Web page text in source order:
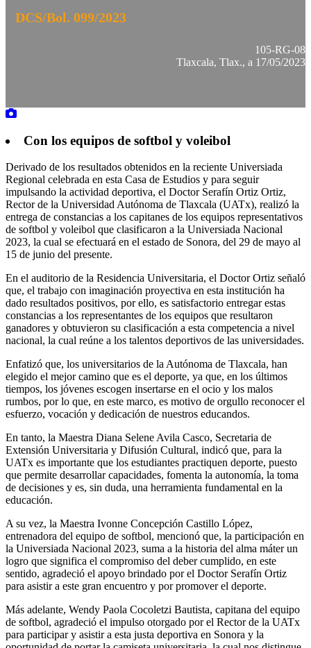
DCS/Bol. 099/2023
105-RG-08
Tlaxcala, Tlax., a 17/05/2023
Con los equipos de softbol y voleibol
Derivado de los resultados obtenidos en la reciente Universiada
Regional celebrada en esta Casa de Estudios y para seguir
impulsando la actividad deportiva, el Doctor Serafín Ortiz Ortiz,
Rector de la Universidad Autónoma de Tlaxcala (UATx), realizó la
entrega de constancias a los capitanes de los equipos representativos
de softbol y voleibol que clasificaron a la Universiada Nacional
2023, la cual se efectuará en el estado de Sonora, del 29 de mayo al
15 de junio del presente.
En el auditorio de la Residencia Universitaria, el Doctor Ortiz señaló
que, el trabajo con imaginación proyectiva en esta institución ha
dado resultados positivos, por ello, es satisfactorio entregar estas
constancias a los representantes de los equipos que resultaron
ganadores y obtuvieron su clasificación a esta competencia a nivel
nacional, la cual reúne a los talentos deportivos de las universidades.
Enfatizó que, los universitarios de la Autónoma de Tlaxcala, han
elegido el mejor camino que es el deporte, ya que, en los últimos
tiempos, los jóvenes escogen insertarse en el ocio y los malos
rumbos, por lo que, en este marco, es motivo de orgullo reconocer el
esfuerzo, vocación y dedicación de nuestros educandos.
En tanto, la Maestra Diana Selene Avila Casco, Secretaria de
Extensión Universitaria y Difusión Cultural, indicó que, para la
UATx es importante que los estudiantes practiquen deporte, puesto
que permite desarrollar capacidades, fomenta la autonomía, la toma
de decisiones y es, sin duda, una herramienta fundamental en la
educación.
A su vez, la Maestra Ivonne Concepción Castillo López,
entrenadora del equipo de softbol, mencionó que, la participación en
la Universiada Nacional 2023, suma a la historia del alma máter un
logro que significa el compromiso del deber cumplido, en este
sentido, agradeció el apoyo brindado por el Doctor Serafín Ortiz
para asistir a este gran encuentro y por promover el deporte.
Más adelante, Wendy Paola Cocoletzi Bautista, capitana del equipo
de softbol, agradeció el impulso otorgado por el Rector de la UATx
para participar y asistir a esta justa deportiva en Sonora y la